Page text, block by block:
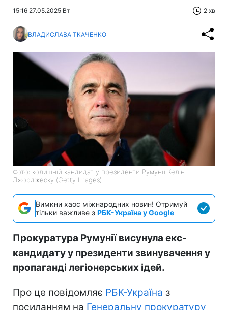
15:16 27.05.2025 Вт 2 хв
ВЛАДИСЛАВА ТКАЧЕНКО
Фото: колишній кандидат у президенти Румунії Келін
Джорджеску (Getty Images)
Вимкни хаос міжнародних новин! Отримуй
тільки важливе з РБК-Україна у Google
Прокуратура Румунії висунула екс-
кандидату у президенти звинувачення у
пропаганді легіонерських ідей.
Про це повідомляє РБК-Україна з
посиланням на Генеральну прокуратуру